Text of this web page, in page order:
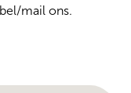
mail ons.